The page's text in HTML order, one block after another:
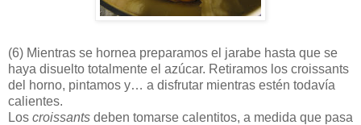
(6) Mientras se hornea preparamos el jarabe hasta que se
haya disuelto totalmente el azúcar. Retiramos los croissants
del horno, pintamos y… a disfrutar mientras estén todavía
calientes.
Los croissants deben tomarse calentitos, a medida que pasa